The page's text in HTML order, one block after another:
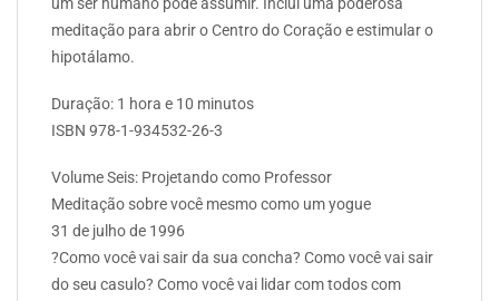
meditação para abrir o Centro do Coração e estimular o
hipotálamo.
Duração: 1 hora e 10 minutos
ISBN 978-1-934532-26-3
Volume Seis: Projetando como Professor
Meditação sobre você mesmo como um yogue
31 de julho de 1996
?Como você vai sair da sua concha? Como você vai sair
do seu casulo? Como você vai lidar com todos com